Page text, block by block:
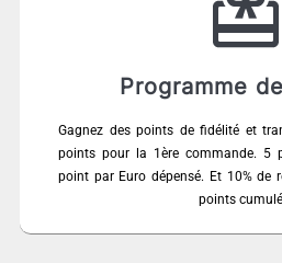
Programme
Gagnez des points de fidélité et
points pour la 1ère commande. 5
point par Euro dépensé. Et 10% de
points